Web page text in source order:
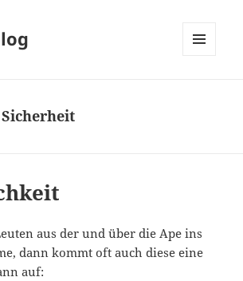
Sicherheit
aus der und über die Ape ins
dann kommt oft auch diese eine
auf: